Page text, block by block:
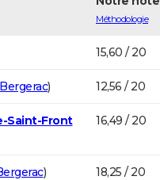
Méthodologie
15,60 / 20
Bergerac) 12,56 / 20
Saint-Front
16,49 / 20
) 18,25 / 20